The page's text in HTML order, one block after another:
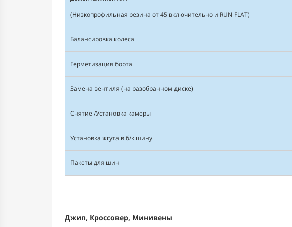
(Низкопрофильная резина от 45 включительно и RUN FLAT)
Балансировка колеса
Герметизация борта
Замена вентиля (на разобранном диске)
Снятие /Установка камеры
Установка жгута в б/к шину
Пакеты для шин
Джип, Кроссовер, Минивены